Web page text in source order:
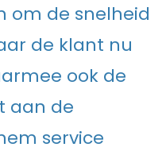
om de snelheid
de klant nu
ook de
aan de
service